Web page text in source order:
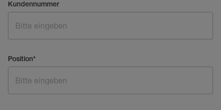
Kundennummer
Position*